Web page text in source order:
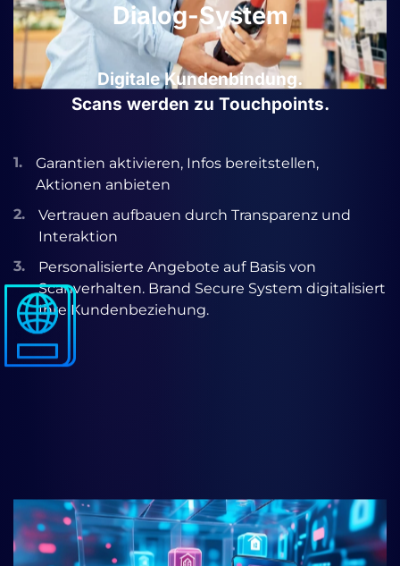
Dialog-System
Digitale Kundenbindung.
Scans werden zu Touchpoints.
1.
Garantien aktivieren, Infos bereitstellen,
Aktionen anbieten
2.
Vertrauen aufbauen durch Transparenz und
Interaktion
3.
Personalisierte Angebote auf Basis von
Scanverhalten. Brand Secure System digitalisiert
Ihre Kundenbeziehung.